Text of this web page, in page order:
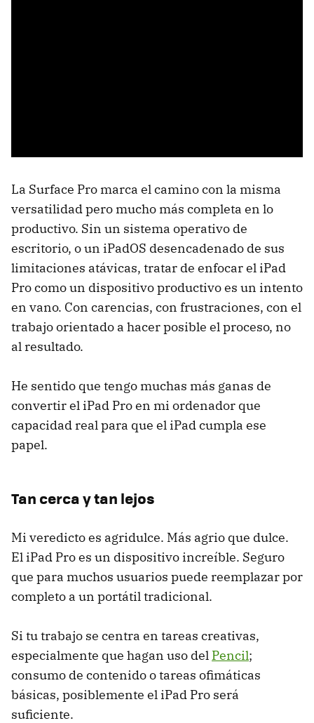
La Surface Pro marca el camino con la misma
versatilidad pero mucho más completa en lo
productivo. Sin un sistema operativo de
escritorio, o un iPadOS desencadenado de sus
limitaciones atávicas, tratar de enfocar el iPad
Pro como un dispositivo productivo es un intento
en vano. Con carencias, con frustraciones, con el
trabajo orientado a hacer posible el proceso, no
al resultado.
He sentido que tengo muchas más ganas de
convertir el iPad Pro en mi ordenador que
capacidad real para que el iPad cumpla ese
papel.
Tan cerca y tan lejos
Mi veredicto es agridulce. Más agrio que dulce.
El iPad Pro es un dispositivo increíble. Seguro
que para muchos usuarios puede reemplazar por
completo a un portátil tradicional.
Si tu trabajo se centra en tareas creativas,
especialmente que hagan uso del Pencil;
consumo de contenido o tareas ofimáticas
básicas, posiblemente el iPad Pro será
suficiente.